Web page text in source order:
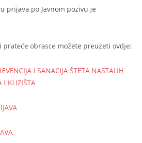
prijava po Javnom pozivu je
prateće obrasce možete preuzeti ovdje:
I SANACIJA ŠTETA NASTALIH
I KLIZIŠTA